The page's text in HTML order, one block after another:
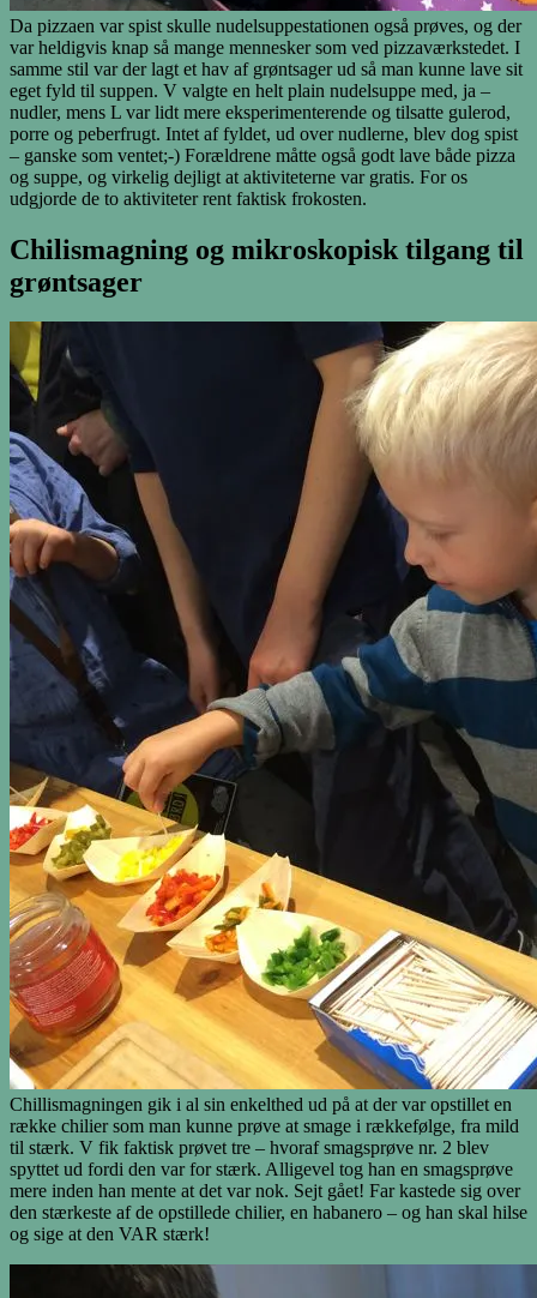
Da pizzaen var spist skulle nudelsuppestationen også prøves, og der
var heldigvis knap så mange mennesker som ved pizzaværkstedet. I
samme stil var der lagt et hav af grøntsager ud så man kunne lave sit
eget fyld til suppen. V valgte en helt plain nudelsuppe med, ja –
nudler, mens L var lidt mere eksperimenterende og tilsatte gulerod,
porre og peberfrugt. Intet af fyldet, ud over nudlerne, blev dog spist
– ganske som ventet;-) Forældrene måtte også godt lave både pizza
og suppe, og virkelig dejligt at aktiviteterne var gratis. For os
udgjorde de to aktiviteter rent faktisk frokosten.
Chilismagning og mikroskopisk tilgang til
grøntsager
Chillismagningen gik i al sin enkelthed ud på at der var opstillet en
række chilier som man kunne prøve at smage i rækkefølge, fra mild
til stærk. V fik faktisk prøvet tre – hvoraf smagsprøve nr. 2 blev
spyttet ud fordi den var for stærk. Alligevel tog han en smagsprøve
mere inden han mente at det var nok. Sejt gået! Far kastede sig over
den stærkeste af de opstillede chilier, en habanero – og han skal hilse
og sige at den VAR stærk!